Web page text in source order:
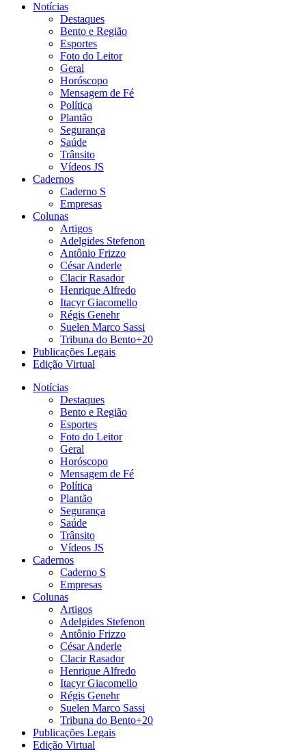
Notícias
Destaques
Bento e Região
Esportes
Foto do Leitor
Geral
Horóscopo
Mensagem de Fé
Política
Plantão
Segurança
Saúde
Trânsito
Vídeos JS
Cadernos
Caderno S
Empresas
Colunas
Artigos
Adelgides Stefenon
Antônio Frizzo
César Anderle
Clacir Rasador
Henrique Alfredo
Itacyr Giacomello
Régis Genehr
Suelen Marco Sassi
Tribuna do Bento+20
Publicações Legais
Edição Virtual
Notícias
Destaques
Bento e Região
Esportes
Foto do Leitor
Geral
Horóscopo
Mensagem de Fé
Política
Plantão
Segurança
Saúde
Trânsito
Vídeos JS
Cadernos
Caderno S
Empresas
Colunas
Artigos
Adelgides Stefenon
Antônio Frizzo
César Anderle
Clacir Rasador
Henrique Alfredo
Itacyr Giacomello
Régis Genehr
Suelen Marco Sassi
Tribuna do Bento+20
Publicações Legais
Edição Virtual